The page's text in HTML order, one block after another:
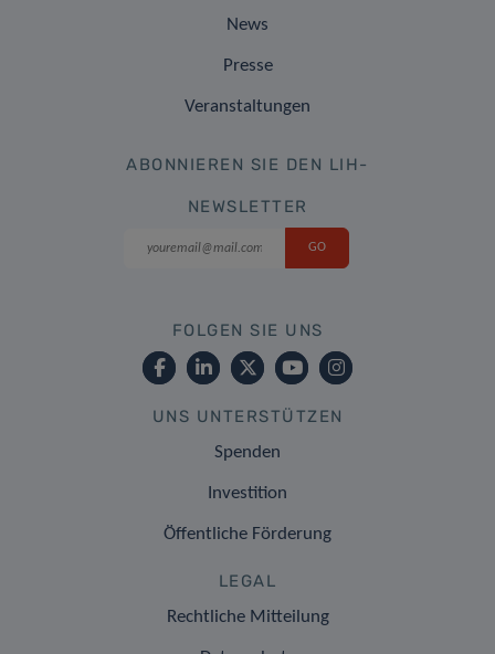
News
Presse
Veranstaltungen
ABONNIEREN SIE DEN LIH-
NEWSLETTER
FOLGEN SIE UNS
UNS UNTERSTÜTZEN
Spenden
Investition
Öffentliche Förderung
LEGAL
Rechtliche Mitteilung